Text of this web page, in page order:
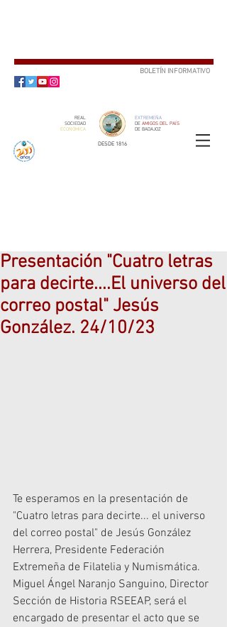
BOLETÍN INFORMATIVO
REAL
SOCIEDAD
ECONÓMICA
EXTREMEÑA
DE AMIGOS DEL PAÍS
DE BADAJOZ
DESDE 1816
Presentación "Cuatro letras
para decirte....El universo del
correo postal" Jesús
González. 24/10/23
Te esperamos en la presentación de
"Cuatro letras para decirte... el universo
del correo postal" de Jesús González
Herrera, Presidente Federación
Extremeña de Filatelia y Numismática.
Miguel Ángel Naranjo Sanguino, Director
Sección de Historia RSEEAP, será el
encargado de presentar el acto que se